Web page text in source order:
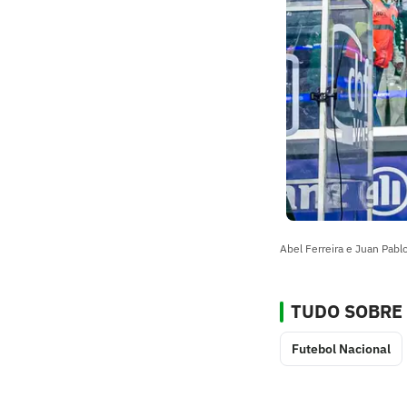
Abel Ferreira e Juan
TUDO SOBRE
Futebol Nacional